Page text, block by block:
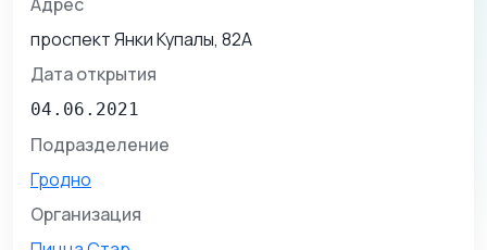
проспект Янки Купалы, 82А
Дата открытия
04.06.2021
Подразделение
Гродно
Организация